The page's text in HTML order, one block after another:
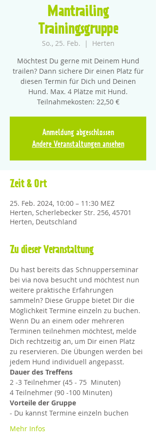
Mantrailing
Trainingsgruppe
So., 25. Feb.
  |
Herten
Möchtest Du gerne mit Deinem Hund
trailen? Dann sichere Dir einen Platz für
diesen Termin für Dich und Deinen
Hund. Max. 4 Plätze mit Hund.
Teilnahmekosten: 22,50 €
Anmeldung abgeschlossen
Andere Veranstaltungen ansehen
Zeit & Ort
25. Feb. 2024, 10:00 – 11:30 MEZ
Herten, Scherlebecker Str. 256, 45701
Herten, Deutschland
Zu dieser Veranstaltung
Du hast bereits das Schnupperseminar
bei via nova besucht und möchtest nun
weitere praktische Erfahrungen
sammeln? Diese Gruppe bietet Dir die
Möglichkeit Termine einzeln zu buchen.
Wenn Du an einem oder mehreren
Terminen teilnehmen möchtest, melde
Dich rechtzeitig an, um Dir einen Platz
zu reservieren. Die Übungen werden bei
jedem Hund individuell angepasst.
Dauer des Treffens
2 -3 Teilnehmer (45 - 75  Minuten)
4 Teilnehmer (90 -100 Minuten)​
Vorteile der Gruppe
- Du kannst Termine einzeln buchen
Mehr Infos